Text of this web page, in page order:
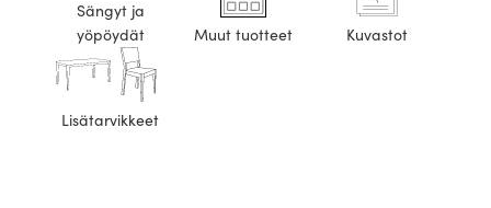
Sängyt ja
yöpöydät
Muut tuotteet Kuvastot
Lisätarvikkeet